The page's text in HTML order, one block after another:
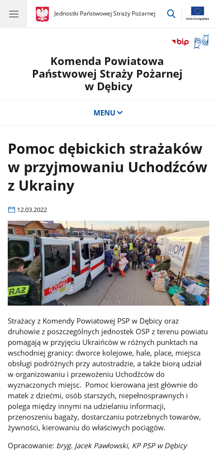
gov.pl
Jednostki Państwowej Straży Pożarnej
gov.pl
Jednostki
przejdź
okno
Komenda Powiatowa
Państwowej Straży Pożarnej
w Dębicy
MENU
Pomoc dębickich strażaków
w przyjmowaniu Uchodźców
z Ukrainy
12.03.2022
Strażacy z Komendy Powiatowej PSP w Dębicy oraz
druhowie z poszczególnych jednostek OSP z terenu powiatu
pomagają w przyjęciu Ukraińców w różnych punktach na
wschodniej granicy: dworce kolejowe, hale, place, miejsca
obsługi podróżnych przy autostradzie, a także biorą udział
w organizowaniu i przewożeniu Uchodźców do
wyznaczonych miejsc. Pomoc kierowana jest głównie do
matek z dziećmi, osób starszych, niepełnosprawnych i
polega między innymi na udzielaniu informacji,
przenoszeniu bagaży, dostarczaniu potrzebnych towarów,
żywności, kierowaniu do właściwych pociągów.
Opracowanie: bryg. Jacek Pawłowski, KP PSP w Dębicy